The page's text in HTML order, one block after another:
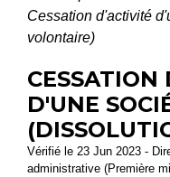
Cessation d'activité
volontaire)
CESSATION
D'UNE
Vérifié le 23 Jun 2023 -
administrative (Première